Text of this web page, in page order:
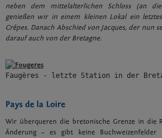
neben dem mittelalterlichen Schloss (an
genießen wir in einem kleinen Lokal ein
Crêpes. Danach Abschied von Jacques, der nun
darauf auch von der Bretagne.
Faugères - letzte Station in der
Pays de la Loire
Wir überqueren die bretonische Grenze in die
Änderung – es gibt keine